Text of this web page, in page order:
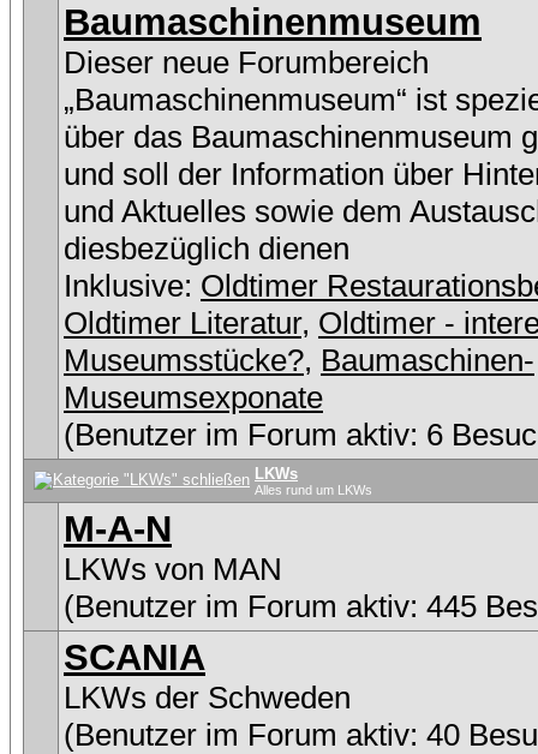
Baumaschinenmuseum
Dieser neue Forumbereich
„Baumaschinenmuseum“ ist
über das Baumaschinenmuseum
und soll der Information über
und Aktuelles sowie dem
diesbezüglich dienen
Inklusive: Oldtimer
Oldtimer Literatur, Oldtimer -
Museumsstücke?, Baumaschinen-
Museumsexponate
(Benutzer im Forum aktiv: 6
LKWs
Alles rund um LKWs
M-A-N
LKWs von MAN
(Benutzer im Forum aktiv: 445
SCANIA
LKWs der Schweden
(Benutzer im Forum aktiv: 40